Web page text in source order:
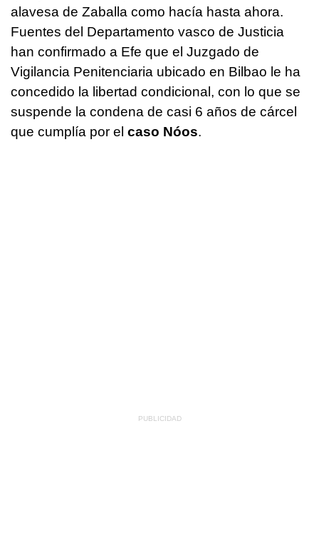
alavesa de Zaballa como hacía hasta ahora.
Fuentes del Departamento vasco de Justicia
han confirmado a Efe que el Juzgado de
Vigilancia Penitenciaria ubicado en Bilbao le ha
concedido la libertad condicional, con lo que se
suspende la condena de casi 6 años de cárcel
que cumplía por el caso Nóos.